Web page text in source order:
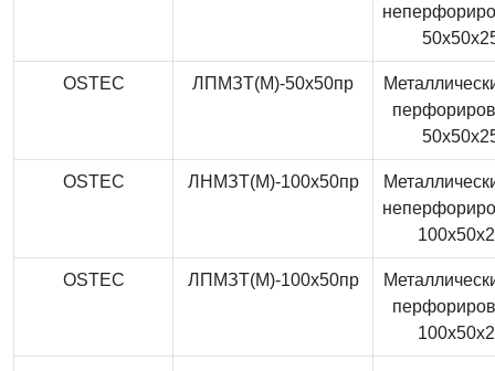
OSTEC ЛПМЗТ(М)-50x50пр
OSTEC ЛНМЗТ(М)-100x50пр
OSTEC ЛПМЗТ(М)-100x50пр